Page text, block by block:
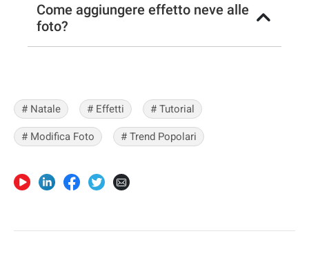
Come aggiungere effetto neve alle
foto?
# Natale # Effetti # Tutorial
# Modifica Foto # Trend Popolari